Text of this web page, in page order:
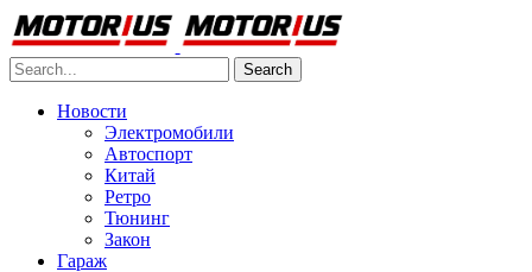
Search
Новости
Электромобили
Автоспорт
Китай
Ретро
Тюнинг
Закон
Гараж